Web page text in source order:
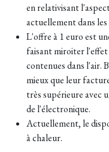
en relativisant
actuellement dans
L'offre à 1 euro est
faisant miroiter l'effet
contenues dans l'air.
mieux que leur
très supérieure avec
de l'électronique.
Actuellement, le
à chaleur.